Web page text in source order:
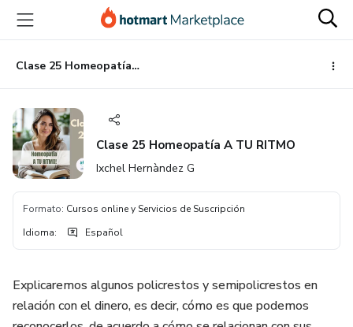
principal
página
de
página
Clase 25 Homeopatía A TU RITMO
Clase 25 Homeopatía A TU RITMO
Ixchel Hernàndez G
Formato: Cursos online y Servicios de Suscripción
Idioma: Español
Explicaremos algunos policrestos y semipolicrestos en
relación con el dinero, es decir, cómo es que podemos